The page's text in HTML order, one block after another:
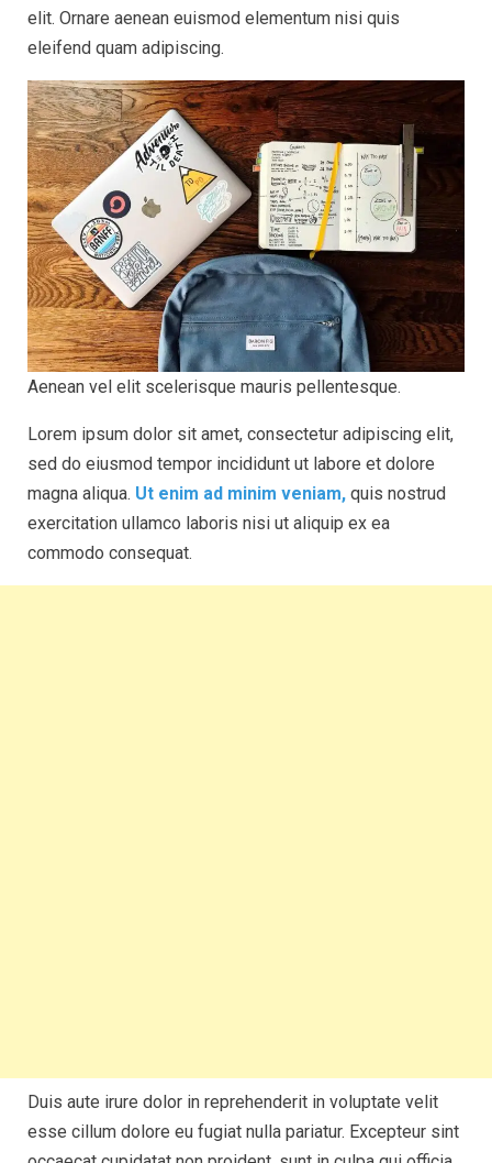
elit. Ornare aenean euismod elementum nisi quis
eleifend quam adipiscing.
Aenean vel elit scelerisque mauris pellentesque.
Lorem ipsum dolor sit amet, consectetur adipiscing elit,
sed do eiusmod tempor incididunt ut labore et dolore
magna aliqua. Ut enim ad minim veniam, quis nostrud
exercitation ullamco laboris nisi ut aliquip ex ea
commodo consequat.
Duis aute irure dolor in reprehenderit in voluptate velit
esse cillum dolore eu fugiat nulla pariatur. Excepteur sint